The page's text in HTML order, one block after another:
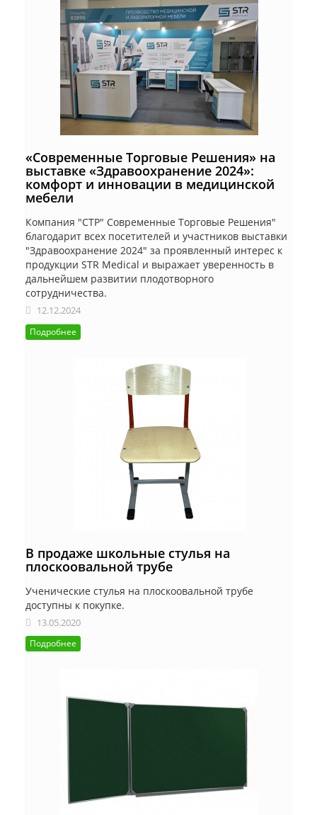
«Современные Торговые Решения» на
выставке «Здравоохранение 2024»:
комфорт и инновации в медицинской
мебели
Компания "СТР" Современные Торговые Решения"
благодарит всех посетителей и участников выставки
"Здравоохранение 2024" за проявленный интерес к
продукции STR Medical и выражает уверенность в
дальнейшем развитии плодотворного
сотрудничества.
12.12.2024
Подробнее
В продаже школьные стулья на
плоскоовальной трубе
Ученические стулья на плоскоовальной трубе
доступны к покупке.
13.05.2020
Подробнее